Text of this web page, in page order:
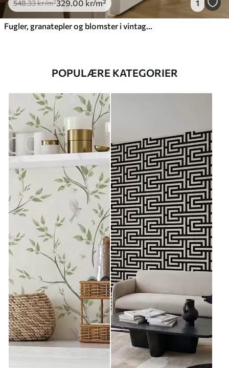
548.33kr/m²329.00 kr/m² 1
Fugler, granatepler og blomster i vintage-stil
POPULÆRE KATEGORIER